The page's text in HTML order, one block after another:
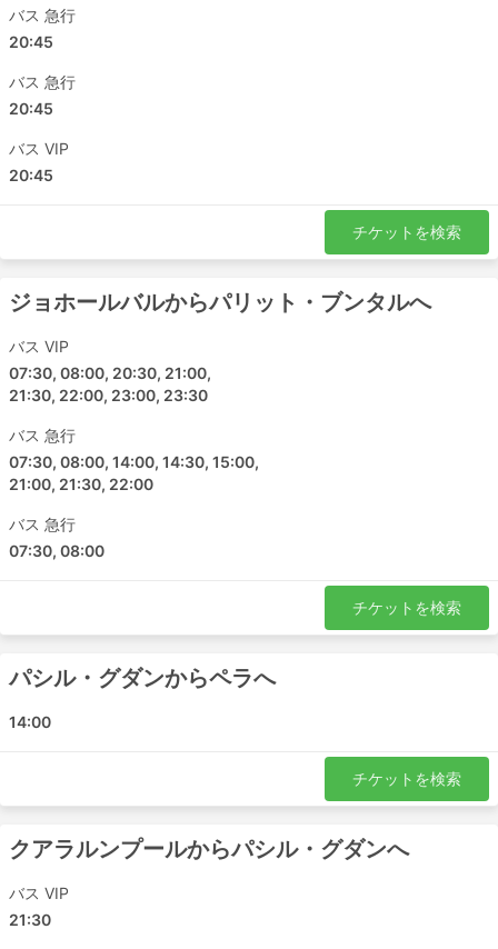
アマンジャヤ イポー
イポー
パシル・グダン
クリム
パリト・ブンター
Changloon
JBマーリンタワー
チャンルーン
カマンティン
ラーキンバスターミナル
タマン ジョホール ジャヤ
パシルグダン
KPB Ekspress 人気の目的地
KPB Ekspress のバスは多くの路線を運行しています。こ
バス 急行
20:45
バス 急行
20:45
バス VIP
20:45
チケットを検索
ジョホールバルからパリット・ブンタルへ
バス VIP
07:30, 08:00, 20:30, 21:00,
21:30, 22:00, 23:00, 23:30
バス 急行
07:30, 08:00, 14:00, 14:30, 15:00,
21:00, 21:30, 22:00
バス 急行
07:30, 08:00
チケットを検索
パシル・グダンからペラへ
14:00
チケットを検索
クアラルンプールからパシル・グダンへ
バス VIP
21:30